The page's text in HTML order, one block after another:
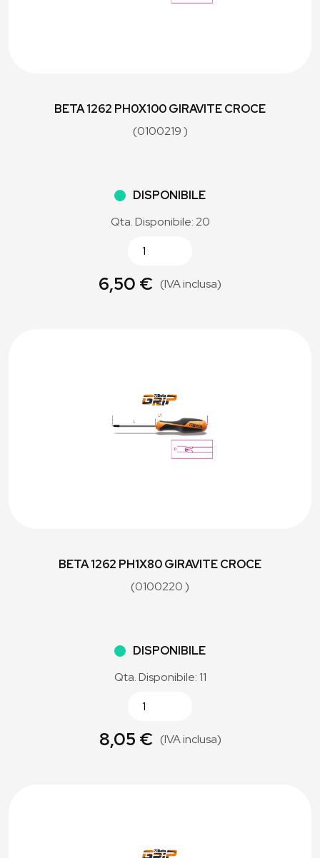
BETA 1262 PH0X100 GIRAVITE CROCE
(0100219 )
DISPONIBILE
Qta. Disponibile: 20
6,50 € (IVA inclusa)
BETA 1262 PH1X80 GIRAVITE CROCE
(0100220 )
DISPONIBILE
Qta. Disponibile: 11
8,05 € (IVA inclusa)